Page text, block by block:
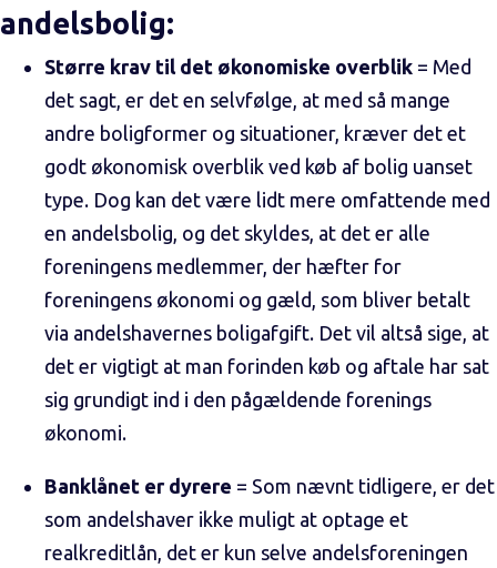
andelsbolig:
Større krav til det økonomiske overblik = Med
det sagt, er det en selvfølge, at med så mange
andre boligformer og situationer, kræver det et
godt økonomisk overblik ved køb af bolig uanset
type. Dog kan det være lidt mere omfattende med
en andelsbolig, og det skyldes, at det er alle
foreningens medlemmer, der hæfter for
foreningens økonomi og gæld, som bliver betalt
via andelshavernes boligafgift. Det vil altså sige, at
det er vigtigt at man forinden køb og aftale har sat
sig grundigt ind i den pågældende forenings
økonomi.
Banklånet er dyrere = Som nævnt tidligere, er det
som andelshaver ikke muligt at optage et
realkreditlån, det er kun selve andelsforeningen